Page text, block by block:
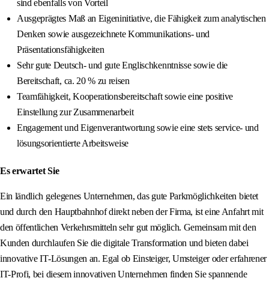
sind ebenfalls von Vorteil
Ausgeprägtes Maß an Eigeninitiative, die Fähigkeit zum analytischen
Denken sowie ausgezeichnete Kommunikations- und
Präsentationsfähigkeiten
Sehr gute Deutsch- und gute Englischkenntnisse sowie die
Bereitschaft, ca. 20 % zu reisen
Teamfähigkeit, Kooperationsbereitschaft sowie eine positive
Einstellung zur Zusammenarbeit
Engagement und Eigenverantwortung sowie eine stets service- und
lösungsorientierte Arbeitsweise
Es erwartet Sie
Ein ländlich gelegenes Unternehmen, das gute Parkmöglichkeiten bietet
und durch den Hauptbahnhof direkt neben der Firma, ist eine Anfahrt mit
den öffentlichen Verkehrsmitteln sehr gut möglich. Gemeinsam mit den
Kunden durchlaufen Sie die digitale Transformation und bieten dabei
innovative IT-Lösungen an. Egal ob Einsteiger, Umsteiger oder erfahrener
IT-Profi, bei diesem innovativen Unternehmen finden Sie spannende